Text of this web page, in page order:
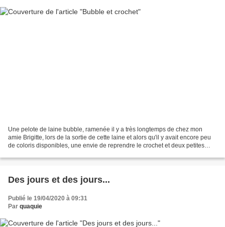
Une pelote de laine bubble, ramenée il y a très longtemps de chez mon
amie Brigitte, lors de la sortie de cette laine et alors qu'il y avait encore peu
de coloris disponibles, une envie de reprendre le crochet et deux petites
Des jours et des jours...
Publié le 19/04/2020 à 09:31
Par quaquie